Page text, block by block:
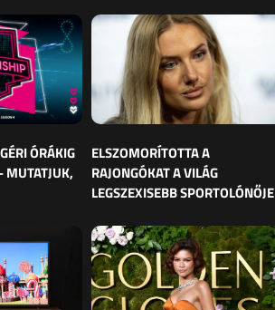
ÓRÁKIG
MUTATJUK,
ELSZOMORÍTOTTA A
RAJONGÓKAT A VILÁG
LEGSZEXISEBB SPORTOLÓNŐJE